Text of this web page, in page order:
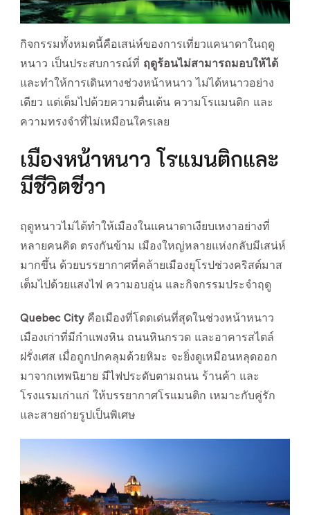
กิจกรรมทั้งหมดนี้คือเสน่ห์ของการเที่ยวแคนาดาในฤดู
หนาว เป็นประสบการณ์ที่ ฤดูร้อนไม่สามารถมอบให้ได้
และทำให้การเดินทางช่วงหน้าหนาว ไม่ได้หนาวอย่าง
เดียว แต่เต็มไปด้วยความตื่นเต้น ความโรแมนติก และ
ความทรงจำที่ไม่เหมือนใครเลย
เมืองหน้าหนาว โรแมนติกและ
มีชีวิตชีวา
ฤดูหนาวไม่ได้ทำให้เมืองในแคนาดาเงียบเหงาอย่างที่
หลายคนคิด ตรงกันข้าม เมืองใหญ่หลายแห่งกลับมีเสน่ห์
มากขึ้น ด้วยบรรยากาศที่คล้ายเมืองยุโรปช่วงคริสต์มาส
เต็มไปด้วยแสงไฟ ความอบอุ่น และกิจกรรมประจำฤดู
Quebec Cityคือเมืองที่โดดเด่นที่สุดในช่วงหน้าหนาว
เมืองเก่าที่มีกำแพงหิน ถนนหินกรวด และอาคารสไตล์
ฝรั่งเศส เมื่อถูกปกคลุมด้วยหิมะ จะยิ่งดูเหมือนหลุดออก
มาจากเทพนิยาย มีไฟประดับตามถนน ร้านค้า และ
โรงแรมเก่าแก่ ให้บรรยากาศโรแมนติก เหมาะกับคู่รัก
และสายถ่ายรูปเป็นพิเศษ